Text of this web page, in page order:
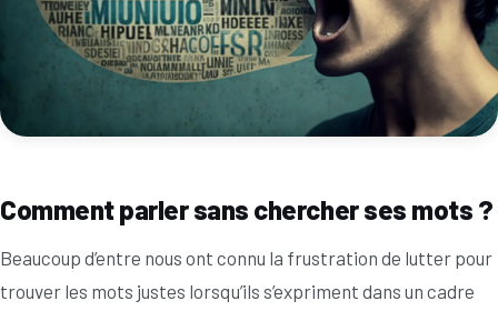
Comment parler sans chercher ses mots ?
Beaucoup d’entre nous ont connu la frustration de lutter pour
trouver les mots justes lorsqu’ils s’expriment dans un cadre